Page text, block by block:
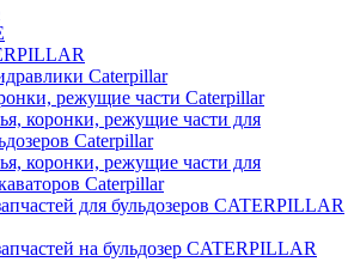
Caterpillar
режущие части Caterpillar
коронки, режущие части для
Caterpillar
коронки, режущие части для
Caterpillar
для бульдозеров CATERPILLAR
на бульдозер CATERPILLAR